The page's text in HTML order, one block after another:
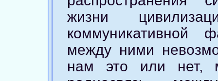
жизни
коммуникативной
между ними
нам это или нет,